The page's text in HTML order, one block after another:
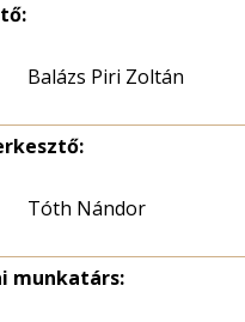
Balázs Piri Zoltán
Tóth Nándor
munkatárs: